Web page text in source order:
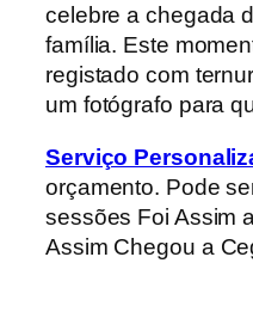
celebre a chegada
família. Este
registado com
um fotógrafo para
Serviço
orçamento. Pode
sessões Foi Assim
Assim Chegou a